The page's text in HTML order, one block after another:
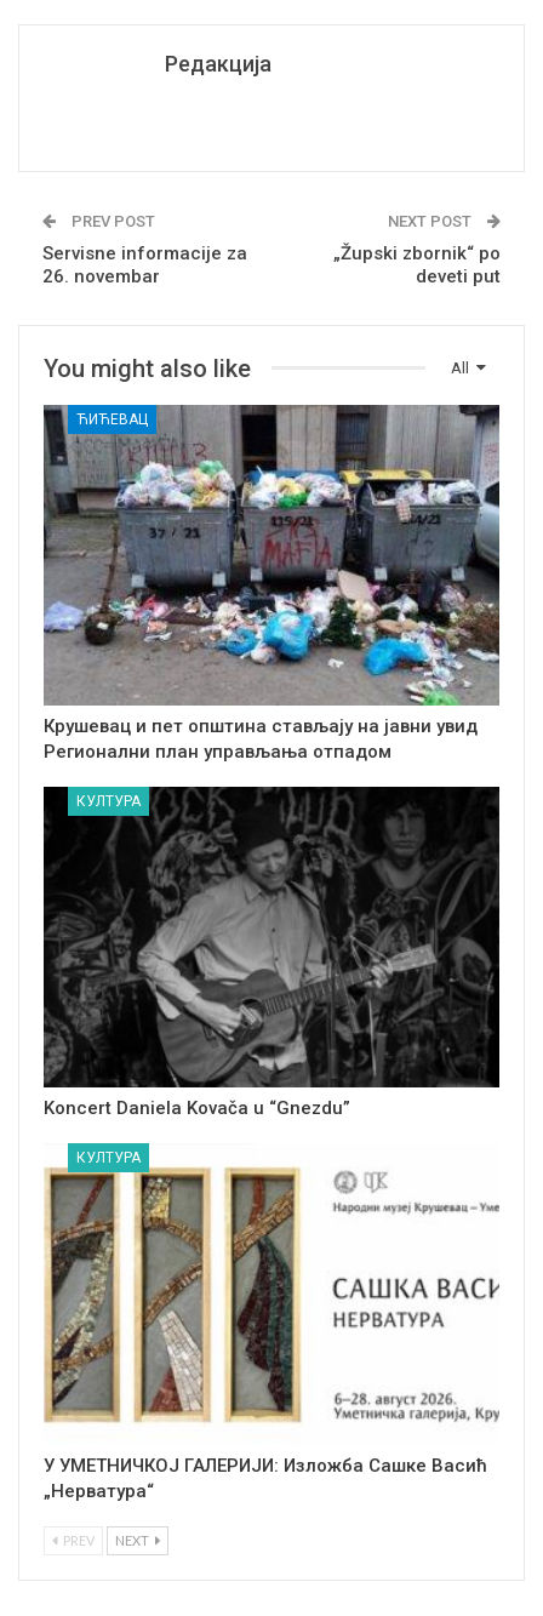
Редакција
PREV POST
Servisne informacije za
26. novembar
NEXT POST
„Župski zbornik“ po
deveti put
All
You might also like
ЋИЋЕВАЦ
Крушевац и пет општина стављају на јавни увид
Регионални план управљања отпадом
КУЛТУРА
Koncert Daniela Kovača u “Gnezdu”
КУЛТУРА
У УМЕТНИЧКОЈ ГАЛЕРИЈИ: Изложба Сашке Васић
„Нерватура“
PREV NEXT